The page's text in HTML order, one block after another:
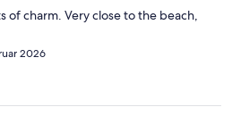
of charm. Very close to the beach,
2026